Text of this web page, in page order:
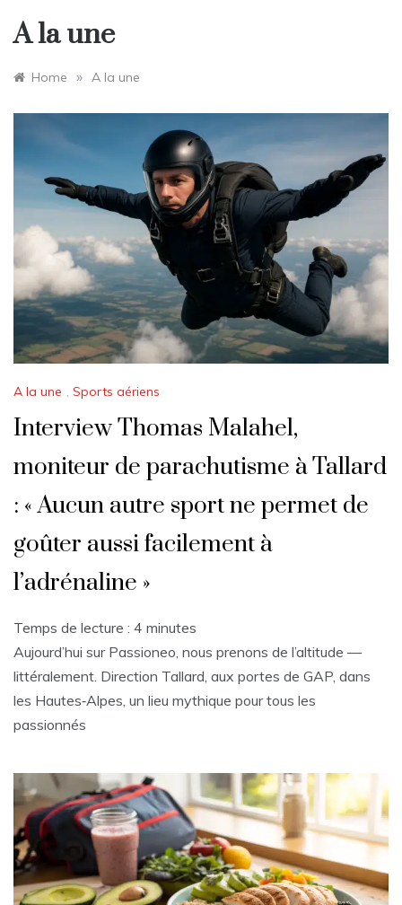
A la une
Home » A la une
A la une , Sports aériens
Interview Thomas Malahel,
moniteur de parachutisme à Tallard
: « Aucun autre sport ne permet de
goûter aussi facilement à
l’adrénaline »
Temps de lecture : 4 minutes
Aujourd’hui sur Passioneo, nous prenons de l’altitude —
littéralement. Direction Tallard, aux portes de GAP, dans
les Hautes‑Alpes, un lieu mythique pour tous les
passionnés